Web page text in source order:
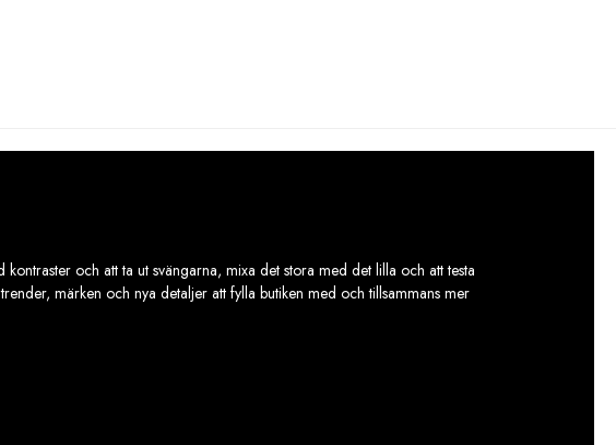
och att ta ut svängarna, mixa det stora med det lilla och att testa
märken och nya detaljer att fylla butiken med och tillsammans mer